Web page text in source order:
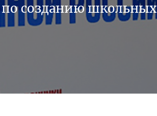
созданию школьных